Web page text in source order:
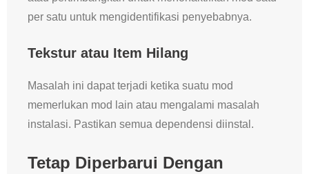
per satu untuk mengidentifikasi penyebabnya.
Tekstur atau Item Hilang
Masalah ini dapat terjadi ketika suatu mod
memerlukan mod lain atau mengalami masalah
instalasi. Pastikan semua dependensi diinstal.
Tetap Diperbarui Dengan